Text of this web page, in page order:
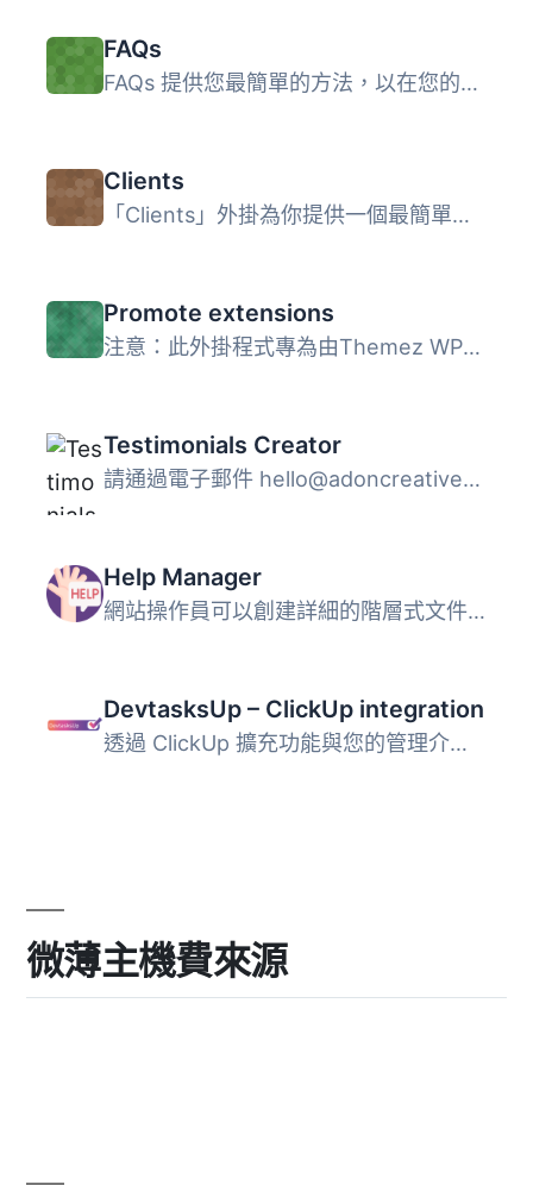
FAQs
FAQs 提供您最簡單的方法，以在您的網站上添加和檢索常見問題...
Clients
「Clients」外掛為你提供一個最簡單的方式，讓你新增和搜尋客...
Promote extensions
注意：此外掛程式專為由Themez WP開發的 WordPress 主題而設...
Testimonials Creator
請通過電子郵件 hello@adoncreatives.net
Help Manager
網站操作員可以創建詳細的階層式文件，供網站的作者、編輯和...
DevtasksUp – ClickUp integration
透過 ClickUp 擴充功能與您的管理介面完美整合，輕鬆解鎖任務...
微薄主機費來源